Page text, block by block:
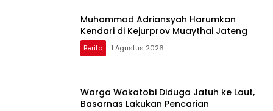
Muhammad Adriansyah Harumkan
Kendari di Kejurprov Muaythai Jateng
Berita 1 Agustus 2026
Warga Wakatobi Diduga Jatuh ke Laut,
Basarnas Lakukan Pencarian